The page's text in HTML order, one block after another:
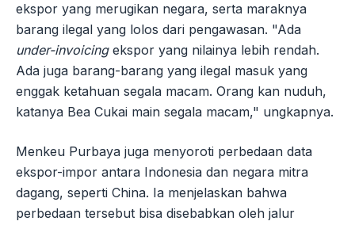
ekspor yang merugikan negara, serta maraknya
barang ilegal yang lolos dari pengawasan. "Ada
under-invoicingekspor yang nilainya lebih rendah.
Ada juga barang-barang yang ilegal masuk yang
enggak ketahuan segala macam. Orang kan nuduh,
katanya Bea Cukai main segala macam," ungkapnya.
Menkeu Purbaya juga menyoroti perbedaan data
ekspor-impor antara Indonesia dan negara mitra
dagang, seperti China. Ia menjelaskan bahwa
perbedaan tersebut bisa disebabkan oleh jalur